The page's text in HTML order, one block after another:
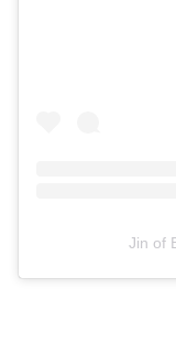
Jin of